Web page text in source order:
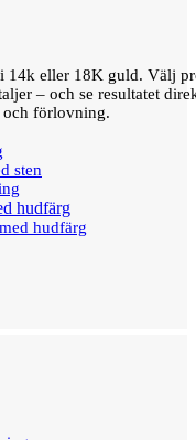
14k eller 18K guld. Välj
– och se resultatet
och förlovning.
sten
hudfärg